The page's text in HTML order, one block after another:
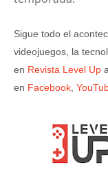
Sigue todo el
videojuegos, la
en Revista Level Up
en Facebook,